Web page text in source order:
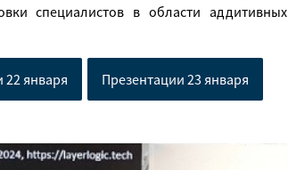
специалистов в области аддитивных
22 января Презентации 23 января